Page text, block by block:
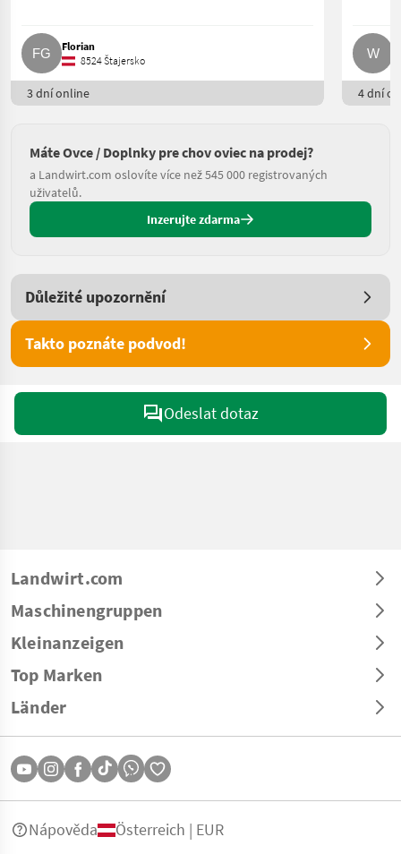
Florian
8524 Štajersko
3 dní online 4 dní
Máte Ovce / Doplnky pre chov oviec na prodej?
a Landwirt.com oslovíte více než 545 000 registrovaných
uživatelů.
Inzerujte zdarma
Důležité upozornění
Takto poznáte podvod!
Odeslat dotaz
Landwirt.com
Maschinengruppen
Kleinanzeigen
Top Marken
Länder
Nápověda Österreich | EUR